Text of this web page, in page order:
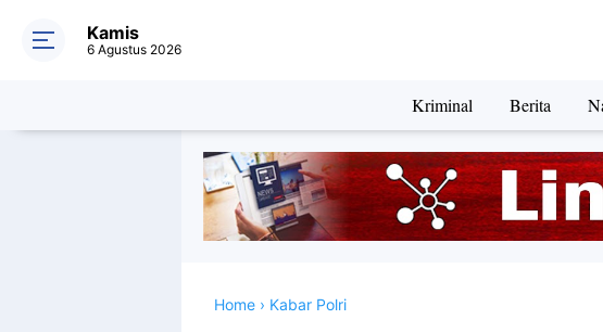
Kamis
6 Agustus 2026
Kriminal Berita
Home › Kabar Polri